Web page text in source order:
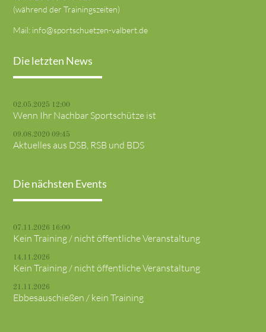
(während der Trainingszeiten)
Mail: info@sportschuetzen-valbert.de
Die letzten News
02.05.2025 12:00
Wenn Ihr Nachbar Sportschütze ist
09.08.2020 09:45
Aktuelles aus DSB, RSB und BDS
Die nächsten Events
07.11.2026 16:00
Kein Training / nicht öffentliche Veranstaltung
14.11.2026
Kein Training / nicht öffentliche Veranstaltung
21.11.2026
Ebbesauschießen / kein Training